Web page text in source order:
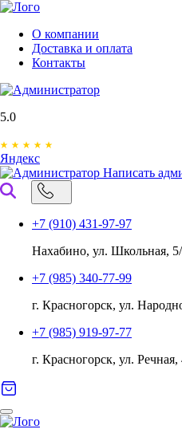
О компании
Доставка и оплата
Контакты
5.0
Яндекс
Написать
+7 (910) 431-97-97
Нахабино, ул. Школьная, 5/
+7 (985) 340-77-99
г. Красногорск, ул.
+7 (985) 919-97-77
г. Красногорск, ул.